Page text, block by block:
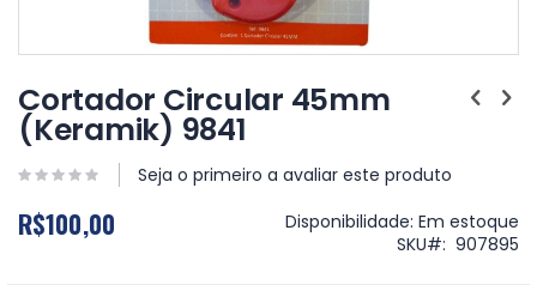
para
o
início
da
Galeria
imagens
Cortador Circular 45mm
(Keramik) 9841
Seja o primeiro a avaliar este produto
R$100,00 Disponibilidade: Em estoque
SKU
907895